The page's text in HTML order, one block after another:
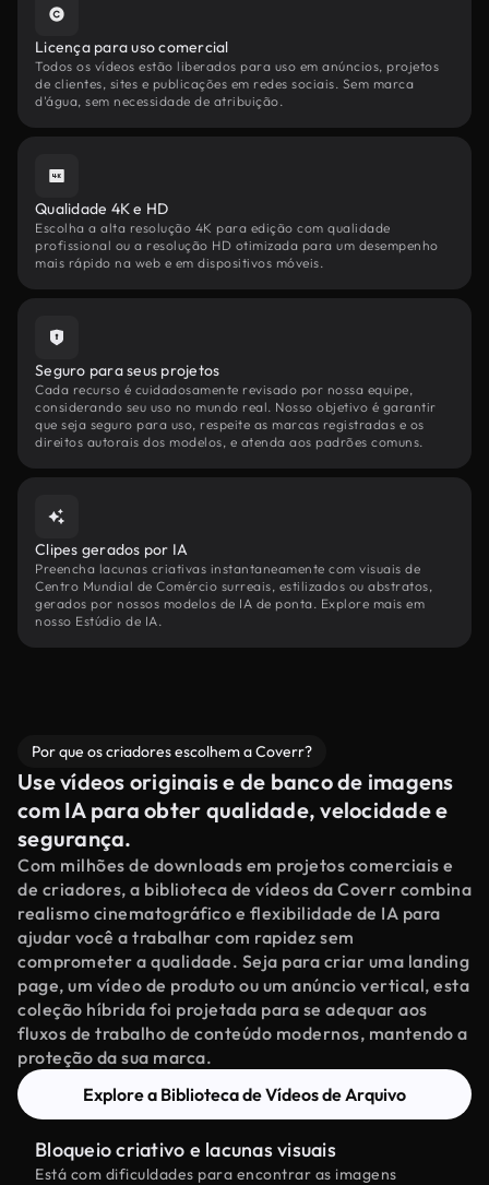
Licença para uso comercial
Todos os vídeos estão liberados para uso em anúncios, projetos
de clientes, sites e publicações em redes sociais. Sem marca
d'água, sem necessidade de atribuição.
Qualidade 4K e HD
Escolha a alta resolução 4K para edição com qualidade
profissional ou a resolução HD otimizada para um desempenho
mais rápido na web e em dispositivos móveis.
Seguro para seus projetos
Cada recurso é cuidadosamente revisado por nossa equipe,
considerando seu uso no mundo real. Nosso objetivo é garantir
que seja seguro para uso, respeite as marcas registradas e os
direitos autorais dos modelos, e atenda aos padrões comuns.
Clipes gerados por IA
Preencha lacunas criativas instantaneamente com visuais de
Centro Mundial de Comércio surreais, estilizados ou abstratos,
gerados por nossos modelos de IA de ponta. Explore mais em
nosso Estúdio de IA.
Por que os criadores escolhem a Coverr?
Use vídeos originais e de banco de imagens
com IA para obter qualidade, velocidade e
segurança.
Com milhões de downloads em projetos comerciais e
de criadores, a biblioteca de vídeos da Coverr combina
realismo cinematográfico e flexibilidade de IA para
ajudar você a trabalhar com rapidez sem
comprometer a qualidade. Seja para criar uma landing
page, um vídeo de produto ou um anúncio vertical, esta
coleção híbrida foi projetada para se adequar aos
fluxos de trabalho de conteúdo modernos, mantendo a
proteção da sua marca.
Explore a Biblioteca de Vídeos de Arquivo
Bloqueio criativo e lacunas visuais
Está com dificuldades para encontrar as imagens